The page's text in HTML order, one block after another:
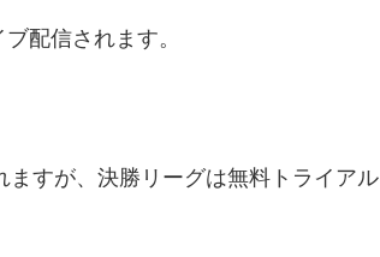
配信されます。
すが、決勝リーグは無料トライアル